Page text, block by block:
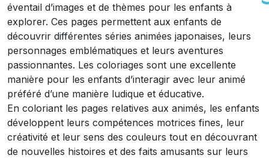
éventail d’images et de thèmes pour les enfants à
explorer. Ces pages permettent aux enfants de
découvrir différentes séries animées japonaises, leurs
personnages emblématiques et leurs aventures
passionnantes. Les coloriages sont une excellente
manière pour les enfants d’interagir avec leur animé
préféré d’une manière ludique et éducative.
En coloriant les pages relatives aux animés, les enfants
développent leurs compétences motrices fines, leur
créativité et leur sens des couleurs tout en découvrant
de nouvelles histoires et des faits amusants sur leurs